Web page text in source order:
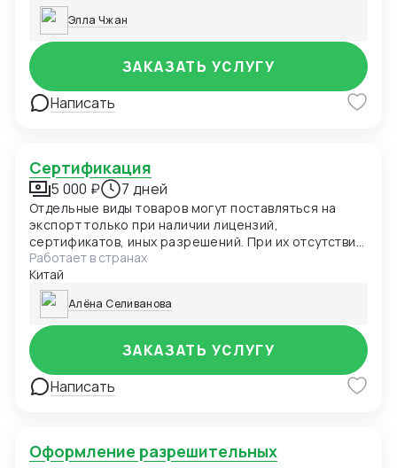
Элла Чжан
Написать
ЗАКАЗАТЬ УСЛУГУ
Сертификация
5 000 ₽ 7 дней
Отдельные виды товаров могут поставляться на
экспорт только при наличии лицензий,
сертификатов, иных разрешений. При их отсутствии
товар не пропустят таможенные органы России, а
нарушителя привлекут к ответственности. В
частности, разрешения нужны для вывоза
продукции двойного назначения, на товары под
фитосанитарным контролем
Работает в странах
Китай
Алёна Селиванова
Написать
ЗАКАЗАТЬ УСЛУГУ
Оформление разрешительных